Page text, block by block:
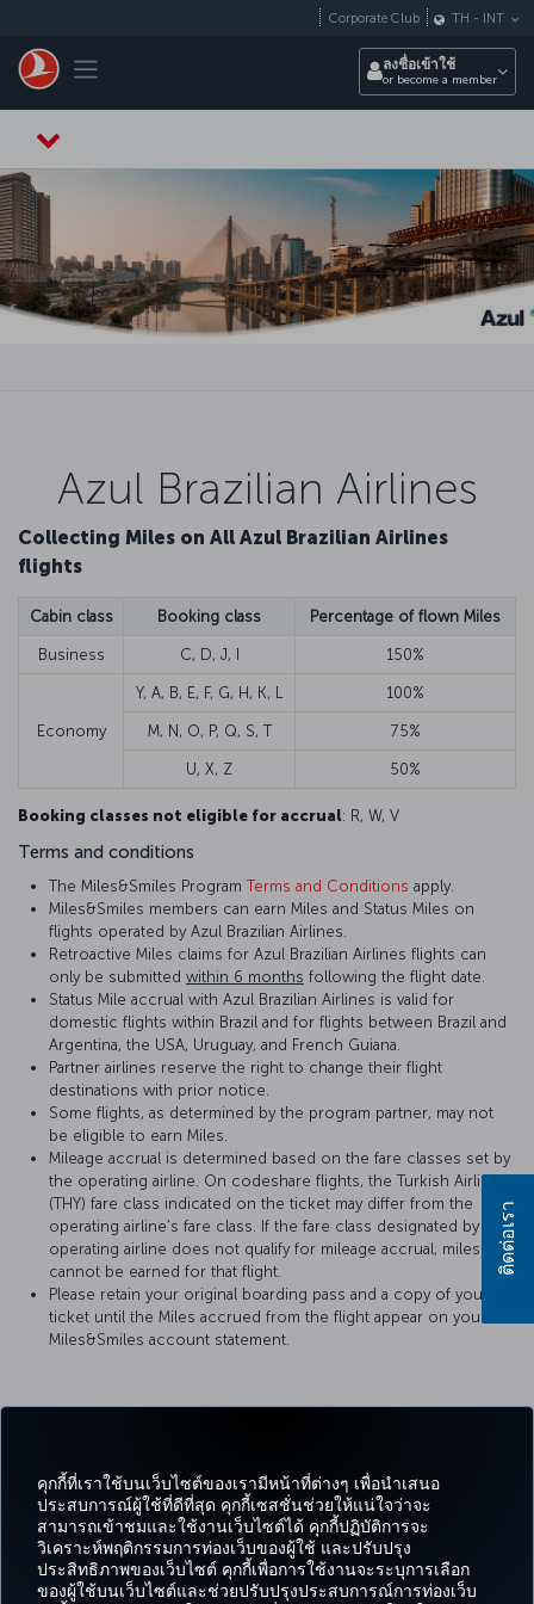
คุกกี้ที่เราใช้บนเว็บไซต์ของเรามีหน้าที่ต่างๆ เพื่อนำเสนอ
ประสบการณ์ผู้ใช้ที่ดีที่สุด คุกกี้เซสชั่นช่วยให้แน่ใจว่าจะ
สามารถเข้าชมและใช้งานเว็บไซต์ได้ คุกกี้ปฏิบัติการจะ
วิเคราะห์พฤติกรรมการท่องเว็บของผู้ใช้ และปรับปรุง
ประสิทธิภาพของเว็บไซต์ คุกกี้เพื่อการใช้งานจะระบุการเลือก
ของผู้ใช้บนเว็บไซต์และช่วยปรับปรุงประสบการณ์การท่องเว็บ
Toggle navigation
Corporate Club TH - INT
ลงชื่อเข้าใช้
or become a member
Azul Brazilian Airlines
Collecting Miles on All Azul Brazilian Airlines
flights
Cabin class Booking class Percentage of flown Miles
Business C, D, J, I 150%
Economy
Y, A, B, E, F, G, H, K, L 100%
M, N, O, P, Q, S, T 75%
U, X, Z 50%
Booking classes not eligible for accrual: R, W, V
Terms and conditions
The Miles&Smiles ProgramTerms and Conditions apply.
Miles&Smiles members can earn Miles and Status Miles on
flights operated by Azul Brazilian Airlines.
Retroactive Miles claims for Azul Brazilian Airlines flights can
only be submitted within 6 months following the flight date.
Status Mile accrual with Azul Brazilian Airlines is valid for
domestic flights within Brazil and for flights between Brazil and
Argentina, the USA, Uruguay, and French Guiana.
Partner airlines reserve the right to change their flight
destinations with prior notice.
Some flights, as determined by the program partner, may not
be eligible to earn Miles.
Mileage accrual is determined based on the fare classes set by
the operating airline. On codeshare flights, the Turkish Airlines
(THY) fare class indicated on the ticket may differ from the
operating airline’s fare class. If the fare class designated by the
operating airline does not qualify for mileage accrual, miles
cannot be earned for that flight.
Please retain your original boarding pass and a copy of your
ticket until the Miles accrued from the flight appear on your
Miles&Smiles account statement.
Facebook
TwitterInstagram
YouTubeLinkedIn
Tiktokบล็อกพินเทอเรส
จอง
ข้อ
ความ
ไมล์
CORPORATE TURKISH
ติดต่อเรา